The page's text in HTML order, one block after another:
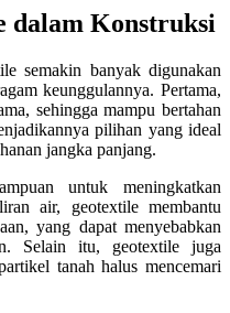
dalam Konstruksi
semakin banyak digunakan
keunggulannya. Pertama,
sehingga mampu bertahan
pilihan yang ideal
jangka panjang.
untuk meningkatkan
air, geotextile membantu
yang dapat menyebabkan
Selain itu, geotextile juga
tanah halus mencemari